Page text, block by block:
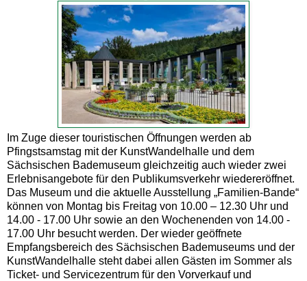
Im Zuge dieser touristischen Öffnungen werden ab
Pfingstsamstag mit der KunstWandelhalle und dem
Sächsischen Bademuseum gleichzeitig auch wieder zwei
Erlebnisangebote für den Publikumsverkehr wiedereröffnet.
Das Museum und die aktuelle Ausstellung „Familien-Bande“
können von Montag bis Freitag von 10.00 – 12.30 Uhr und
14.00 - 17.00 Uhr sowie an den Wochenenden von 14.00 -
17.00 Uhr besucht werden. Der wieder geöffnete
Empfangsbereich des Sächsischen Bademuseums und der
KunstWandelhalle steht dabei allen Gästen im Sommer als
Ticket- und Servicezentrum für den Vorverkauf und